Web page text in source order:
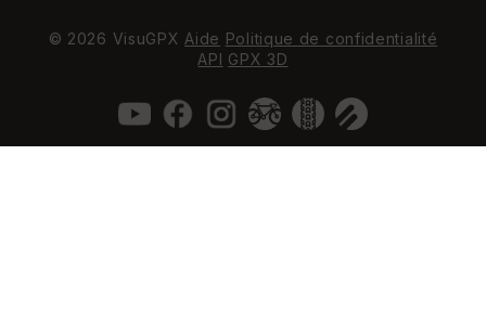
© 2026 VisuGPX Aide Politique de confidentialité
API GPX 3D